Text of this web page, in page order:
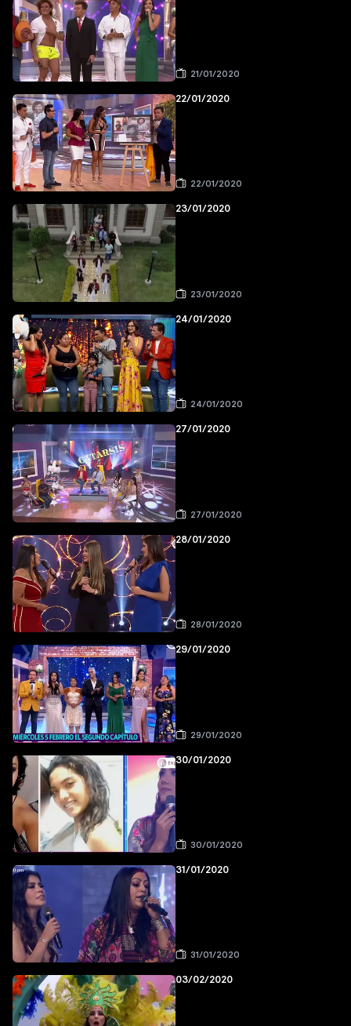
21/01/2020
22/01/2020
22/01/2020
23/01/2020
23/01/2020
24/01/2020
24/01/2020
27/01/2020
27/01/2020
28/01/2020
28/01/2020
29/01/2020
29/01/2020
30/01/2020
30/01/2020
31/01/2020
31/01/2020
03/02/2020